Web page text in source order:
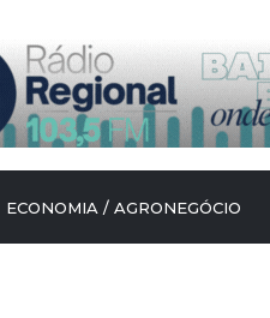
ECONOMIA / AGRONEGÓCIO